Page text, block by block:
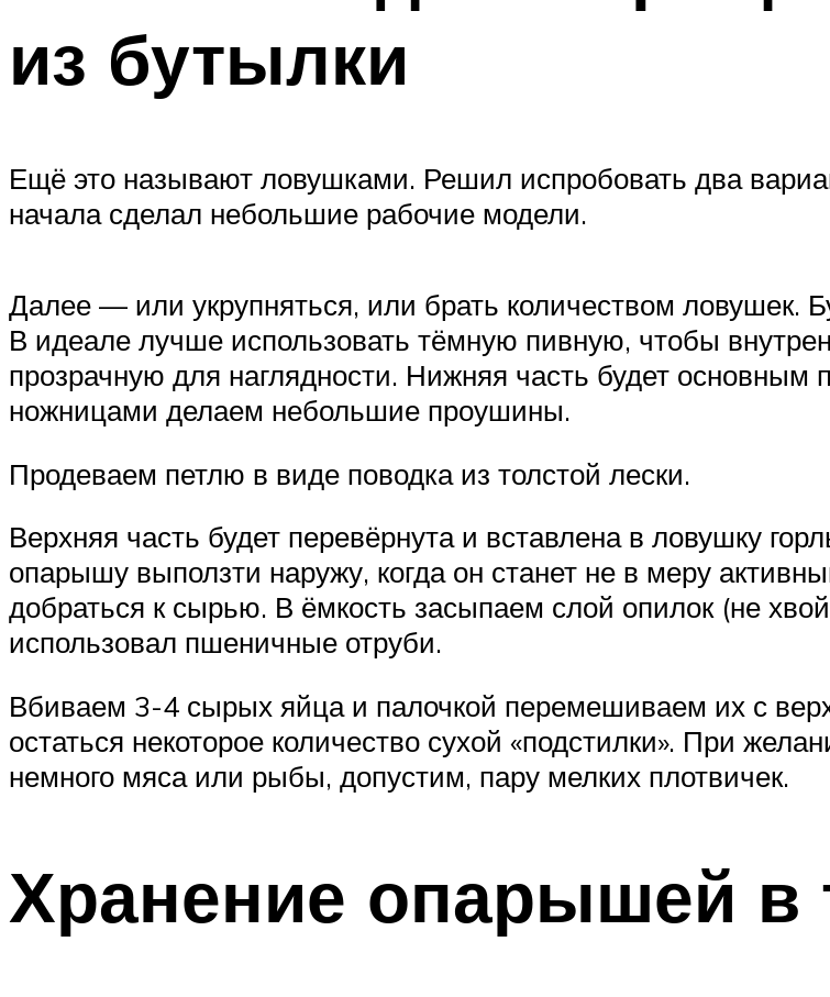
из бутылки
Ещё это называют ловушками. Решил испробовать два
начала сделал небольшие рабочие модели.
Далее — или укрупняться, или брать количеством ловушек.
В идеале лучше использовать тёмную пивную, чтобы
прозрачную для наглядности. Нижняя часть будет
ножницами делаем небольшие проушины.
Продеваем петлю в виде поводка из толстой лески.
Верхняя часть будет перевёрнута и вставлена в ловушку
опарышу выползти наружу, когда он станет не в меру
добраться к сырью. В ёмкость засыпаем слой опилок (не
использовал пшеничные отруби.
Вбиваем 3-4 сырых яйца и палочкой перемешиваем их с
остаться некоторое количество сухой «подстилки». При
немного мяса или рыбы, допустим, пару мелких плотвичек.
Хранение опарышей в